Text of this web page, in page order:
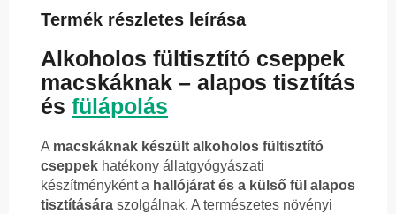
Termék részletes leírása
Alkoholos fültisztító cseppek
macskáknak – alapos tisztítás
és fülápolás
A macskáknak készült alkoholos fültisztító
cseppek hatékony állatgyógyászati
készítményként a hallójárat és a külső fül alapos
tisztítására szolgálnak. A természetes növényi